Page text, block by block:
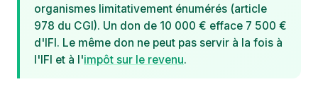
organismes limitativement énumérés (article
978 du CGI). Un don de 10 000 € efface 7 500 €
d'IFI. Le même don ne peut pas servir à la fois à
l'IFI et à l'impôt sur le revenu.